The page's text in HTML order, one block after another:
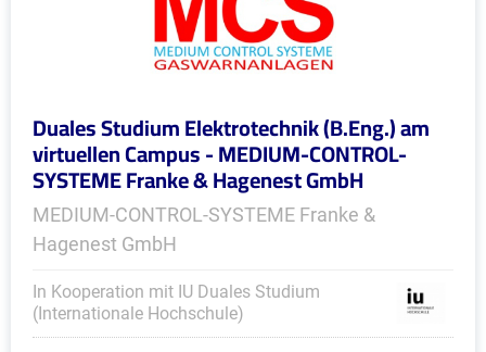
Duales Studium Elektrotechnik (B.Eng.) am
virtuellen Campus - MEDIUM-CONTROL-
SYSTEME Franke & Hagenest GmbH
MEDIUM-CONTROL-SYSTEME Franke &
Hagenest GmbH
In Kooperation mit IU Duales Studium
(Internationale Hochschule)